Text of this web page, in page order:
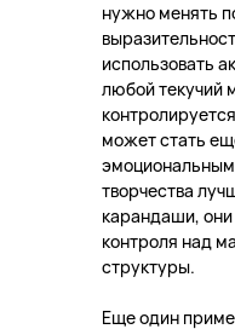
нужно менять
использовать
любой текучий
может стать
творчества
карандаши,
контроля над
структуры.
Еще один